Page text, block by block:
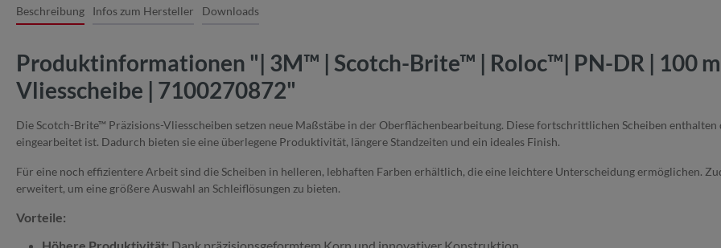
Beschreibung Infos zum Hersteller Downloads
Produktinformationen "| 3M™ | Scotch-Brite™ | Roloc™| PN-DR | 100
Vliesscheibe | 7100270872"
Die Scotch-Brite™ Präzisions-Vliesscheiben setzen neue Maßstäbe in der Oberflächenbearbeitung. Diese fortschrittlichen Scheiben
eingearbeitet ist. Dadurch bieten sie eine überlegene Produktivität, längere Standzeiten und ein ideales Finish.
Für eine noch effizientere Arbeit sind die Scheiben in helleren, lebhaften Farben erhältlich, die eine leichtere Unterscheidung ermöglichen.
erweitert, um eine größere Auswahl an Schleiflösungen zu bieten.
Vorteile: